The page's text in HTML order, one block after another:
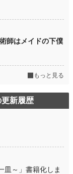
師はメイドの下僕
もっと見る
新履歴
皿～」書籍化しま